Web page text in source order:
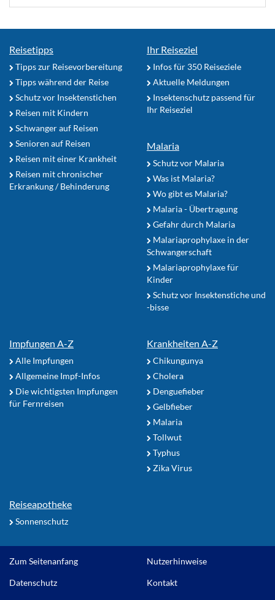
Reisetipps
Tipps zur Reisevorbereitung
Tipps während der Reise
Schutz vor Insektenstichen
Reisen mit Kindern
Schwanger auf Reisen
Senioren auf Reisen
Reisen mit einer Krankheit
Reisen mit chronischer
Erkrankung / Behinderung
Ihr Reiseziel
Infos für 350 Reiseziele
Aktuelle Meldungen
Insektenschutz passend für
Ihr Reiseziel
Malaria
Schutz vor Malaria
Was ist Malaria?
Wo gibt es Malaria?
Malaria - Übertragung
Gefahr durch Malaria
Malariaprophylaxe in der
Schwangerschaft
Malariaprophylaxe für
Kinder
Schutz vor Insektenstiche und
-bisse
Impfungen A-Z
Alle Impfungen
Allgemeine Impf-Infos
Die wichtigsten Impfungen
für Fernreisen
Krankheiten A-Z
Chikungunya
Cholera
Denguefieber
Gelbfieber
Malaria
Tollwut
Typhus
Zika Virus
Reiseapotheke
Sonnenschutz
Zum Seitenanfang Nutzerhinweise
Datenschutz Kontakt